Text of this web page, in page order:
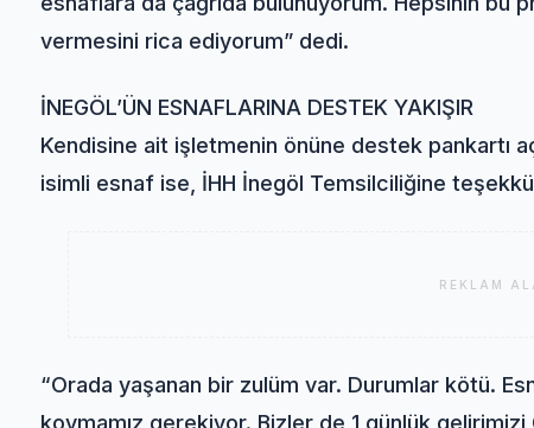
vermesini rica ediyorum” dedi.
İNEGÖL’ÜN ESNAFLARINA DESTEK YAKIŞIR
Kendisine ait işletmenin önüne destek pankartı
isimli esnaf ise, İHH İnegöl Temsilciliğine
REKLAM
“Orada yaşanan bir zulüm var. Durumlar kötü.